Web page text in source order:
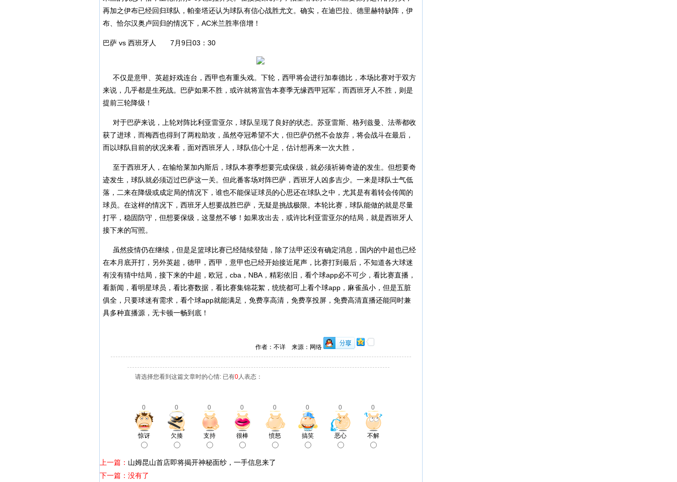
再加之伊布已经回归球队，帕奎塔还认为球队有信心战胜尤文。确实，在迪巴拉、德里赫特缺阵，伊
布、恰尔汉奥卢回归的情况下，AC米兰胜率倍增！
巴萨 vs 西班牙人 7月9日03：30
不仅是意甲、英超好戏连台，西甲也有重头戏。下轮，西甲将会进行加泰德比，本场比赛对于双方
来说，几乎都是生死战。巴萨如果不胜，或许就将宣告本赛季无缘西甲冠军，而西班牙人不胜，则是
提前三轮降级！
对于巴萨来说，上轮对阵比利亚雷亚尔，球队呈现了良好的状态。苏亚雷斯、格列兹曼、法蒂都收
获了进球，而梅西也得到了两粒助攻，虽然夺冠希望不大，但巴萨仍然不会放弃，将会战斗在最后，
而以球队目前的状况来看，面对西班牙人，球队信心十足，估计想再来一次大胜，
至于西班牙人，在输给莱加内斯后，球队本赛季想要完成保级，就必须祈祷奇迹的发生。但想要奇
迹发生，球队就必须迈过巴萨这一关。但此番客场对阵巴萨，西班牙人凶多吉少。一来是球队士气低
落，二来在降级或成定局的情况下，谁也不能保证球员的心思还在球队之中，尤其是有着转会传闻的
球员。在这样的情况下，西班牙人想要战胜巴萨，无疑是挑战极限。本轮比赛，球队能做的就是尽量
打平，稳固防守，但想要保级，这显然不够！如果攻出去，或许比利亚雷亚尔的结局，就是西班牙人
接下来的写照。
虽然疫情仍在继续，但是足篮球比赛已经陆续登陆，除了法甲还没有确定消息，国内的中超也已经
在本月底开打，另外英超，德甲，西甲，意甲也已经开始接近尾声，比赛打到最后，不知道各大球迷
有没有猜中结局，接下来的中超，欧冠，cba，NBA，精彩依旧，看个球app必不可少，看比赛直播，
看新闻，看明星球员，看比赛数据，看比赛集锦花絮，统统都可上看个球app，麻雀虽小，但是五脏
俱全，只要球迷有需求，看个球app就能满足，免费享高清，免费享投屏，免费高清直播还能同时兼
具多种直播源，无卡顿一畅到底！
作者：不详 来源：网络
请选择您看到这篇文章时的心情: 已有0人表态：
0 0 0 0 0 0 0 0
惊讶 欠揍 支持 很棒 愤怒 搞笑 恶心 不解
上一篇： 山姆昆山首店即将揭开神秘面纱，一手信息来了
下一篇：没有了